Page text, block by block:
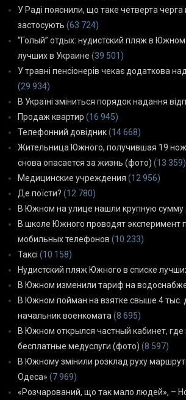
У Раді пояснили, що таке четверта черга
застосують (63 724)
“Голый” отдых: нудистский пляж в Южном
лучших в Украине (39 501)
У травні пенсіонерів чекає додаткова
(29 934)
В Україні зміниться порядок надання
Продаж квартир (16 945)
Телефонний довідник(14 668)
Жительница Южного, получившая 19
снова опасается за жизнь (фото) (13 359)
Медицинские учреждения (12 956)
Де поїсти? (12 780)
В Южном на улице нашли крупную сумму
В школе Южного проводят эксперимент
мобильных телефонов (10 233)
Таксі (10 158)
Нудистский пляж Южного в списке
В Южном изменили тариф на
В Южном пойман на взятке свыше 4 тыс.
начальник военкомата (8 695)
В Южном открылся частный кабинет,
бесплатные медуслуги (фото) (8 597)
В Южному змінили розклад руху
Одеса» (7 969)
«Розчарований, що так мало людей», –